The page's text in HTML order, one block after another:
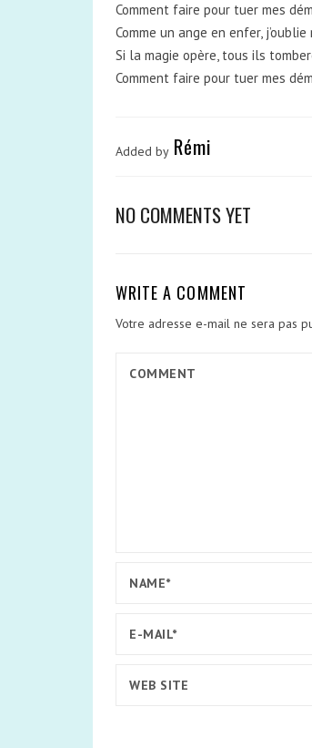
Comment faire pour tuer mes
Comme un ange en enfer, j’oublie
Si la magie opère, tous ils
Comment faire pour tuer mes
Added by Rémi
NO COMMENTS YET
WRITE A COMMENT
Votre adresse e-mail ne sera pas